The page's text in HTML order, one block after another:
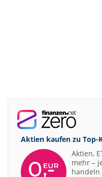
Aktien kaufen zu Top-
Aktien,
mehr –
handeln